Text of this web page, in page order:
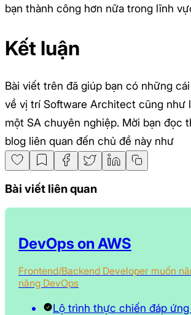
bạn thành công hơn nữa trong lĩnh
Kết luận
Bài viết trên đã giúp bạn có những
về vị trí Software Architect cũng như
một SA chuyên nghiệp. Mời bạn đọc
blog liên quan đến chủ đề này như
Bài viết liên quan
DevOps on AWS
Frontend/Backend Developer muốn
năng DevOps
Lộ trình thực chiến đáp